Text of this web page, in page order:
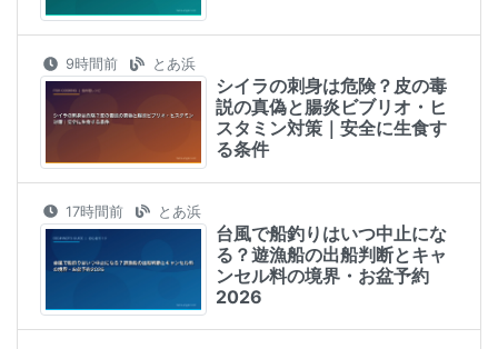
9時間前 とあ浜
シイラの刺身は危険？皮の毒
説の真偽と腸炎ビブリオ・ヒ
スタミン対策｜安全に生食す
る条件
17時間前 とあ浜
台風で船釣りはいつ中止にな
る？遊漁船の出船判断とキャ
ンセル料の境界・お盆予約
2026